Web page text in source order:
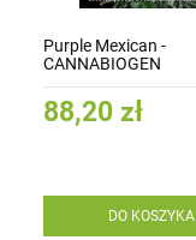
Purple Mexican -
CANNABIOGEN
88,20 zł
DO KOSZYKA